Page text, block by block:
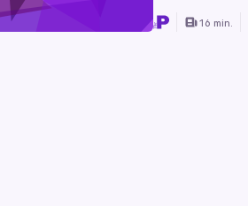
16 min.